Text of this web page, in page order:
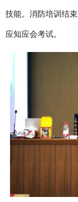
技能。消防培训结
应知应会考试。